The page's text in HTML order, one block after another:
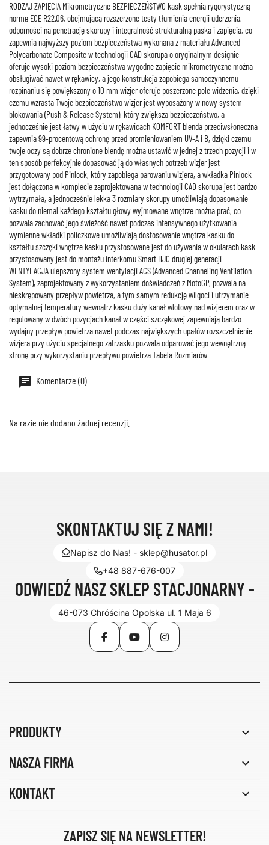
RODZAJ ZAPIĘCIA Mikrometryczne BEZPIECZEŃSTWO kask spełnia rygorystyczną
normę ECE R22.06, obejmującą rozszerzone testy tłumienia energii uderzenia,
odporności na penetrację skorupy i integralność strukturalną paska i zapięcia, co
zapewnia najwyższy poziom bezpieczeństwa wykonana z materiału Advanced
Polycarbonate Composite w technologii CAD skorupa o oryginalnym designie
oferuje wysoki poziom bezpieczeństwa wygodne zapięcie mikrometryczne można
obsługiwać nawet w rękawicy, a jego konstrukcja zapobiega samoczynnemu
rozpinaniu się powiększony o 10 mm wizjer oferuje poszerzone pole widzenia, dzięki
czemu wzrasta Twoje bezpieczeństwo wizjer jest wyposażony w nowy system
blokowania (Push & Release System), który zwiększa bezpieczeństwo, a
jednocześnie jest łatwy w użyciu w rękawicach KOMFORT blenda przeciwsłoneczna
zapewnia 99-procentową ochronę przed promieniowaniem UV-A i B, dzięki czemu
twoje oczy są dobrze chronione blendę można ustawić w jednej z trzech pozycji i w
ten sposób perfekcyjnie dopasować ją do własnych potrzeb wizjer jest
przygotowany pod Pinlock, który zapobiega parowaniu wizjera, a wkładka Pinlock
jest dołączona w komplecie zaprojektowana w technologii CAD skorupa jest bardzo
wytrzymała, a jednocześnie lekka 3 rozmiary skorupy umożliwiają dopasowanie
kasku do niemal każdego kształtu głowy wyjmowane wnętrze można prać, co
pozwala zachować jego świeżość nawet podczas intensywnego użytkowania
wymienne wkładki policzkowe umożliwiają dostosowanie wnętrza kasku do
kształtu szczęki wnętrze kasku przystosowane jest do używania w okularach kask
przystosowany jest do montażu interkomu Smart HJC drugiej generacji
WENTYLACJA ulepszony system wentylacji ACS (Advanced Channeling Ventilation
System), zaprojektowany z wykorzystaniem doświadczeń z MotoGP, pozwala na
nieskrępowany przepływ powietrza, a tym samym redukcję wilgoci i utrzymanie
optymalnej temperatury wewnątrz kasku duży kanał wlotowy nad wizjerem oraz w
regulowany w dwóch pozycjach kanał w części szczękowej zapewniają bardzo
wydajny przepływ powietrza nawet podczas największych upałów rozszczelnienie
wizjera przy użyciu specjalnego zatrzasku pozwala odparować jego wewnętrzną
stronę przy wykorzystaniu przepływu powietrza Tabela Rozmiarów
Komentarze (0)
Na razie nie dodano żadnej recenzji.
SKONTAKTUJ SIĘ Z NAMI!
Napisz do Nas! - sklep@husator.pl
+48 887-676-007
ODWIEDŹ NASZ SKLEP STACJONARNY -
46-073 Chróścina Opolska ul. 1 Maja 6
FacebookYouTubeInstagram
PRODUKTY 
NASZA FIRMA 
KONTAKT 
ZAPISZ SIĘ NA NEWSLETTER!